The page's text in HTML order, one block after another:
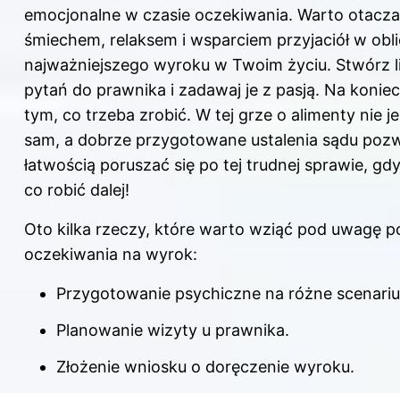
emocjonalne w czasie oczekiwania. Warto
śmiechem, relaksem i wsparciem przyjaciół w
najważniejszego wyroku w Twoim życiu. Stwórz
pytań do prawnika i zadawaj je z pasją. Na
tym, co trzeba zrobić. W tej grze o alimenty nie
sam, a dobrze przygotowane ustalenia sądu
łatwością poruszać się po tej trudnej sprawie,
co robić dalej!
Oto kilka rzeczy, które warto wziąć pod uwagę
oczekiwania na wyrok:
Przygotowanie psychiczne na różne
Planowanie wizyty u prawnika.
Złożenie wniosku o doręczenie wyroku.